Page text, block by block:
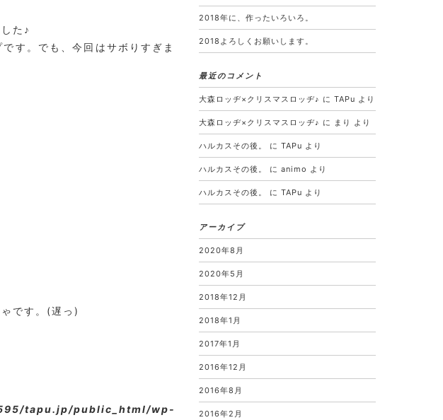
た♪
す。でも、今回はサボりすぎま
です。(遅っ)
tapu.jp/public_html/wp-
2018年に、作ったいろいろ。
2018よろしくお願いします。
最近のコメント
大森ロッヂ×クリスマスロッヂ♪ に TAPu より
大森ロッヂ×クリスマスロッヂ♪ に まり より
ハルカスその後。 に TAPu より
ハルカスその後。 に animo より
ハルカスその後。 に TAPu より
アーカイブ
2020年8月
2020年5月
2018年12月
2018年1月
2017年1月
2016年12月
2016年8月
2016年2月